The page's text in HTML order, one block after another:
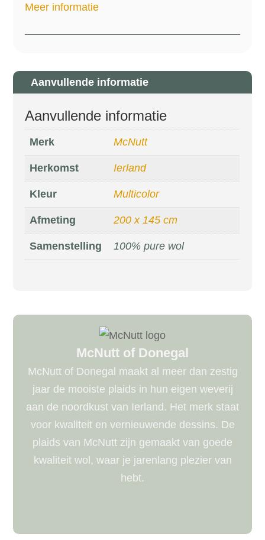
Meer informatie
Aanvullende informatie
Aanvullende informatie
Merk McNutt
Herkomst Ierland
Kleur Multicolor
Afmeting 200 x 145 cm
Samenstelling 100% pure wol
McNutt of Donegal
McNutt of Donegal maakt al meer dan zestig
jaar de mooiste plaids in hun eigen weverij
aan de noordkust van Ierland. Het merk staat
voor kwaliteit en vernieuwende dessins. De
plaids van McNutt zijn gemaakt van goede
kwaliteit wol, waar je jarenlang plezier van
hebt.